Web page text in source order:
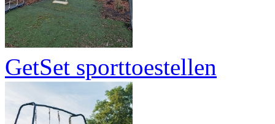
GetSet sporttoestellen